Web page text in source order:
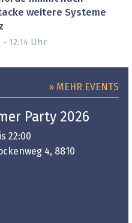
weitere Systeme
- 12:14 Uhr
» MEHR EVENTS
Party 2026
22:00
4, 8810